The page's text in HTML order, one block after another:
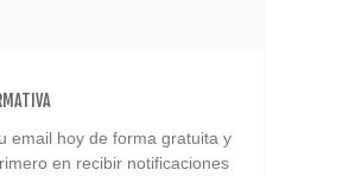
email hoy de forma gratuita y
en recibir notificaciones